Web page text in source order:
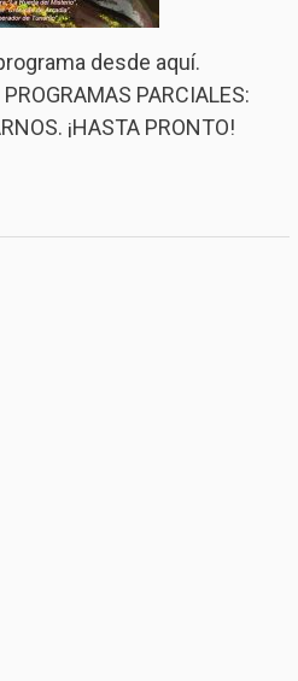
desde aquí.
PARCIALES:
¡HASTA PRONTO!